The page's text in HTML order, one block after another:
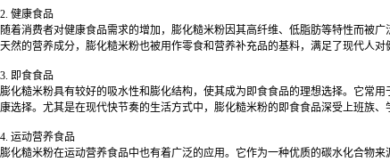
2. 健康食品
随着消费者对健康食品需求的增加，膨化糙米粉因其高纤维、低脂肪等特性而被
天然的营养成分，膨化糙米粉也被用作零食和营养补充品的基料，满足了现代人对
3. 即食食品
膨化糙米粉具有较好的吸水性和膨化结构，使其成为即食食品的理想选择。它常
康选择。尤其是在现代快节奏的生活方式中，膨化糙米粉的即食食品深受上班族、
4. 运动营养食品
膨化糙米粉在运动营养食品中也有着广泛的应用。它作为一种优质的碳水化合物